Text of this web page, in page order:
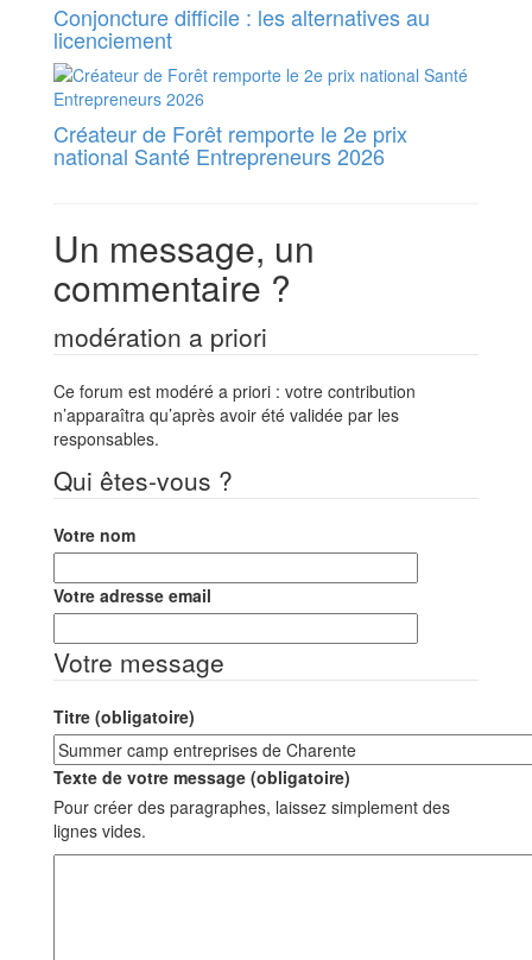
Conjoncture difficile : les alternatives au
licenciement
Créateur de Forêt remporte le 2e prix
national Santé Entrepreneurs 2026
Un message, un
commentaire ?
modération a priori
Ce forum est modéré a priori : votre contribution
n’apparaîtra qu’après avoir été validée par les
responsables.
Qui êtes-vous ?
Votre nom
Votre adresse email
Votre message
Titre (obligatoire)
Texte de votre message (obligatoire)
Pour créer des paragraphes, laissez simplement des
lignes vides.